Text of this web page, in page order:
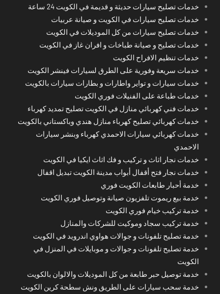
خدمات تصليح سيارات حديثة و قديمة في الكويت 24 ساعة
خدمات تصليح سيارات في الكويت و صيانة عربيات
خدمات تصليح سيارات من كل الموديلات في الكويت
خدمات تصليح و صيانة طباخات و افران غاز في الكويت
خدمات تنظيم الافراح الكويت
خدمات سريعة وفورية على الطرق لسيارات فينشر الكويت
خدمات سيارات و تواير واطارات و بطارات سيارات بالكويت
خدمات طباعة على الفنيلات فوري الكويت
خدمات فني كهربائي منازل في الكويت تصليح تمديد كهرباء
خدمات كهربائي تصليح كهرباء منازل هندي وباكستاني بالكويت
خدمات كهربائي سيارات الاحمدي كهرباء وبنشر سيارات
الاحمدي
خدمات نجار اثاث و تركيب و فك اثاث ايكيا في الكويت
خدمات نجار فتح أقفال أبواب مدينة الكويت تبديل اقفال
خدمة أحبار طابعات الكويت فوري
خدمة بيع ريموت تلفزيون صيانة وتوصيل فوري الكويت
خدمة تركيب خيام فوري الكويت
خدمة تركيب سجاد وموكيت للشركات والمنازل
خدمة تصليح تلفونات و جوالات هواوي اندرويد في الكويت
خدمة تصليح تلفونات و جوالات و موبايلات في المنزل في
الكويت
خدمة توصيل حبر طابعة من كل الموديلات والالوان بالكويت
خدمة سحب سيارات على الطريق ونش سطحة كرين الكويت